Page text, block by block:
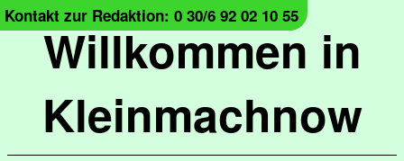
Willkommen in
Kleinmachnow
Kontakt zur Redaktion: 0 30/6 92 02 10 55